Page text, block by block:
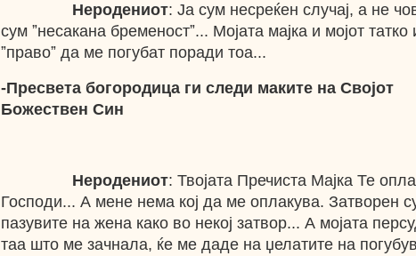
Неродениот: Ја сум несреќен случај, а не
сум ˮнесакана бременостˮ... Мојата мајка и мојот татко
ˮправоˮ да ме погубат поради тоа...
-Пресвета богородица ги следи маките на Својот
Божествен Син
Неродениот: Твојата Пречиста Мајка Те
Господи... А мене нема кој да ме оплакува. Затворен
пазувите на жена како во некој затвор... А мојата
таа што ме зачнала, ќе ме даде на џелатите на